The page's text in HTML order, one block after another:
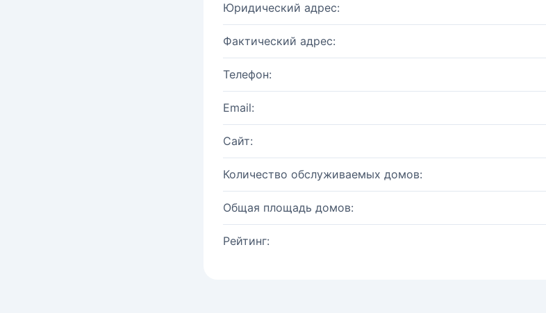
Юридический адрес:
Фактический адрес:
Телефон:
Email:
Сайт:
Количество обслуживаемых домов:
Общая площадь домов:
Рейтинг: